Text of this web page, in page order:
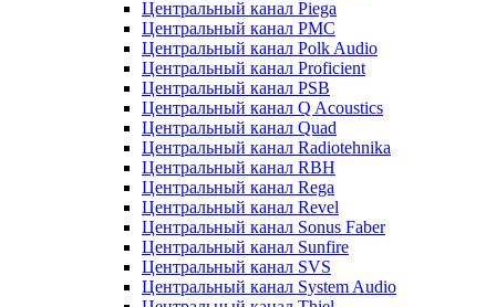
Центральный канал Piega
Центральный канал PMC
Центральный канал Polk Audio
Центральный канал Proficient
Центральный канал PSB
Центральный канал Q Acoustics
Центральный канал Quad
Центральный канал Radiotehnika
Центральный канал RBH
Центральный канал Rega
Центральный канал Revel
Центральный канал Sonus Faber
Центральный канал Sunfire
Центральный канал SVS
Центральный канал System Audio